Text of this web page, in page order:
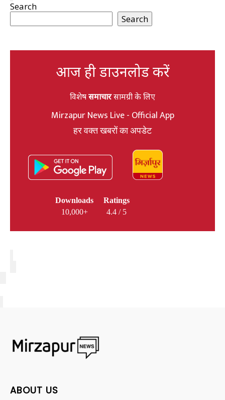
Search
Search
आज ही डाउनलोड करें
विशेषसमाचारसामग्री के लिए
Mirzapur News Live - Official App
हर वक्त खबरों का अपडेट
Downloads
10,000+
Ratings
4.4 / 5
ABOUT US